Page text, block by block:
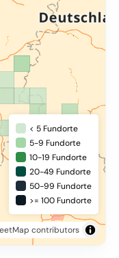
contributors
< 5 Fundorte
5-9 Fundorte
10-19 Fundorte
20-49 Fundorte
50-99 Fundorte
>= 100 Fundorte